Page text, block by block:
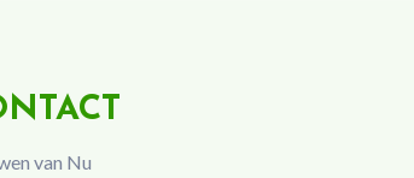
van Nu